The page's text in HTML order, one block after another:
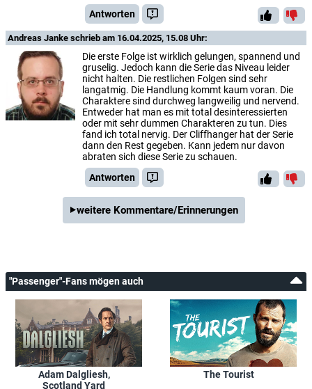
Antworten
Andreas Janke schrieb am 16.04.2025, 15.08 Uhr:
Die erste Folge ist wirklich gelungen, spannend und
gruselig. Jedoch kann die Serie das Niveau leider
nicht halten. Die restlichen Folgen sind sehr
langatmig. Die Handlung kommt kaum voran. Die
Charaktere sind durchweg langweilig und nervend.
Entweder hat man es mit total desinteressierten
oder mit sehr dummen Charakteren zu tun. Dies
fand ich total nervig. Der Cliffhanger hat der Serie
dann den Rest gegeben. Kann jedem nur davon
abraten sich diese Serie zu schauen.
Antworten
weitere Kommentare/Erinnerungen
"Passenger"-Fans mögen auch
Adam Dalgliesh,
Scotland Yard
The Tourist